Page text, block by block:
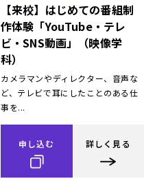
【来校】はじめての番組制
作体験「YouTube・テレ
ビ・SNS動画」（映像学
科）
カメラマンやディレクター、音声な
ど、テレビで耳にしたことのある仕
事を...
申し込む 詳しく見る